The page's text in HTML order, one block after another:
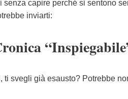
senza capire perché si sentono
inviarti:
ti svegli già esausto? Potrebbe